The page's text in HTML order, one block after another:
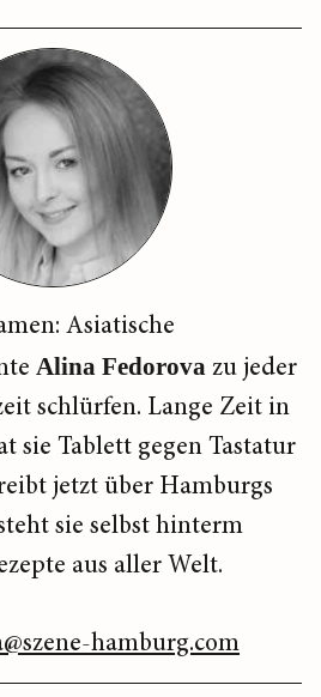
Asiatische
Alina Fedorova zu jeder
schlürfen. Lange Zeit in
sie Tablett gegen Tastatur
jetzt über Hamburgs
sie selbst hinterm
aus aller Welt.
hamburg.com